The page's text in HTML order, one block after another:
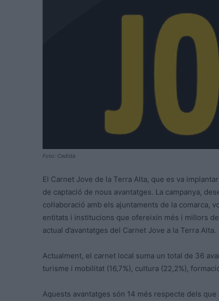
Foto: Cedida
El Carnet Jove de la Terra Alta, que es va
de captació de nous avantatges. La campanya,
col·laboració amb els ajuntaments de la comarca,
entitats i institucions que ofereixin més i millors
actual d’avantatges del Carnet Jove a la Terra Alta.
Actualment, el carnet local suma un total de 36
turisme i mobilitat (16,7%), cultura (22,2%),
Aquests avantatges són 14 més respecte dels